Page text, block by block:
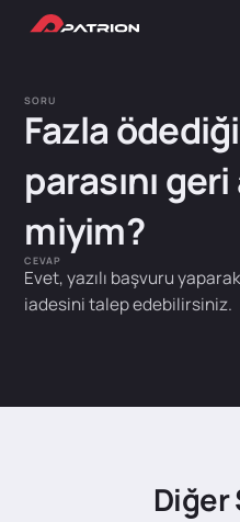
SORU
Fazla
parasını
miyim?
CEVAP
Evet, yazılı başvuru
iadesini talep edebilirsiniz.
Diğer